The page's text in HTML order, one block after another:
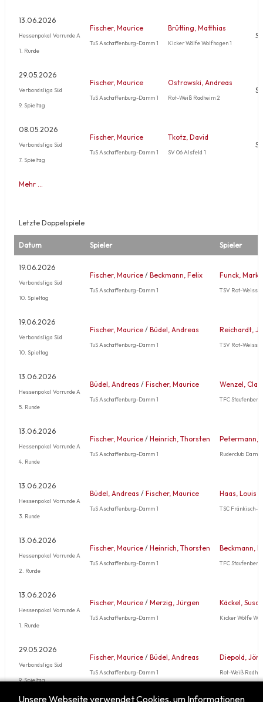
13.06.2026
Hessenpokal Vorrunde A
1. Runde
Fischer, Maurice
TuS Aschaffenburg-Damm 1
Brütting, Matthias
Kicker Wölfe Wolfhagen 1
29.05.2026
Verbandsliga Süd
9. Spieltag
Fischer, Maurice
TuS Aschaffenburg-Damm 1
Ostrowski, Andreas
Rot-Weiß Radheim 2
08.05.2026
Verbandsliga Süd
7. Spieltag
Fischer, Maurice
TuS Aschaffenburg-Damm 1
Tkotz, David
SV 06 Alsfeld 1
Mehr …
Letzte Doppelspiele
Datum Spieler Spieler
19.06.2026
Verbandsliga Süd
10. Spieltag
Fischer, Maurice / Beckmann, Felix
TuS Aschaffenburg-Damm 1
Funck,
TSV Rot-Weiss
19.06.2026
Verbandsliga Süd
10. Spieltag
Fischer, Maurice / Büdel, Andreas
TuS Aschaffenburg-Damm 1
Reichardt,
TSV Rot-Weiss
13.06.2026
Hessenpokal Vorrunde A
5. Runde
Büdel, Andreas / Fischer, Maurice
TuS Aschaffenburg-Damm 1
Wenzel,
TFC Staufenberg
13.06.2026
Hessenpokal Vorrunde A
4. Runde
Fischer, Maurice / Heinrich, Thorsten
TuS Aschaffenburg-Damm 1
Petermann,
Ruderclub
13.06.2026
Hessenpokal Vorrunde A
3. Runde
Büdel, Andreas / Fischer, Maurice
TuS Aschaffenburg-Damm 1
Haas, Louis
TSC Fränkisch-
13.06.2026
Hessenpokal Vorrunde A
2. Runde
Fischer, Maurice / Heinrich, Thorsten
TuS Aschaffenburg-Damm 1
Beckmann,
TFC Staufenberg
13.06.2026
Hessenpokal Vorrunde A
1. Runde
Fischer, Maurice / Merzig, Jürgen
TuS Aschaffenburg-Damm 1
Käckel,
Kicker Wölfe
29.05.2026
Verbandsliga Süd
9. Spieltag
Fischer, Maurice / Büdel, Andreas
TuS Aschaffenburg-Damm 1
Diepold, Jörg
Rot-Weiß
Unsere Webseite verwendet Cookies, um Informationen